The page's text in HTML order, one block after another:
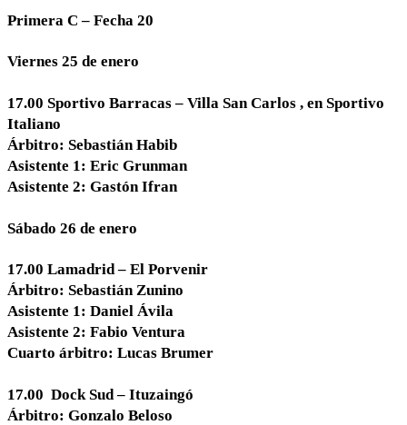
Primera C – Fecha 20
Viernes 25 de enero
17.00 Sportivo Barracas – Villa San Carlos , en Sportivo
Italiano
Árbitro: Sebastián Habib
Asistente 1: Eric Grunman
Asistente 2: Gastón Ifran
Sábado 26 de enero
17.00 Lamadrid – El Porvenir
Árbitro: Sebastián Zunino
Asistente 1: Daniel Ávila
Asistente 2: Fabio Ventura
Cuarto árbitro: Lucas Brumer
17.00 Dock Sud – Ituzaingó
Árbitro: Gonzalo Beloso